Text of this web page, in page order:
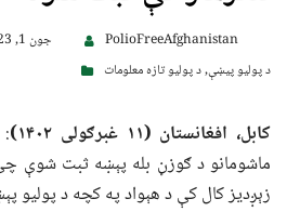
PolioFreeAfghanistan
جون 1, 2023
د پولیو پیښې,د پولیو تازه معلومات
کابل، افغانستان (۱۱ غبرګولی ۱۴۰۲)
:
زېږدیز کال کې د هېواد په کچه د پولیو